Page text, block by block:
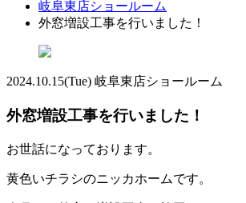
岐阜東店ショールーム
外窓増設工事を行いました！
2024.10.15(Tue) 岐阜東店ショールーム
外窓増設工事を行いました！
お世話になっております。
黄色いチラシのニッカホームです。